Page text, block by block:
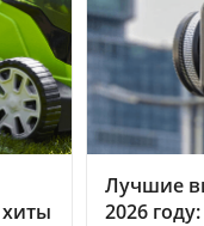
хиты
Лучшие
2026